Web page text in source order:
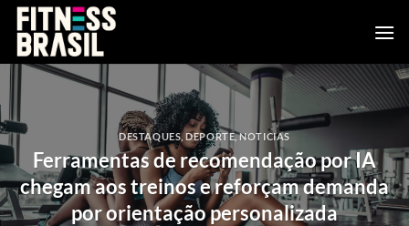
Saltar
contenido
DESTAQUES,DEPORTE,NOTICIAS
Ferramentas de recomendação por IA
chegam aos treinos e reforçam demanda
por orientação personalizada